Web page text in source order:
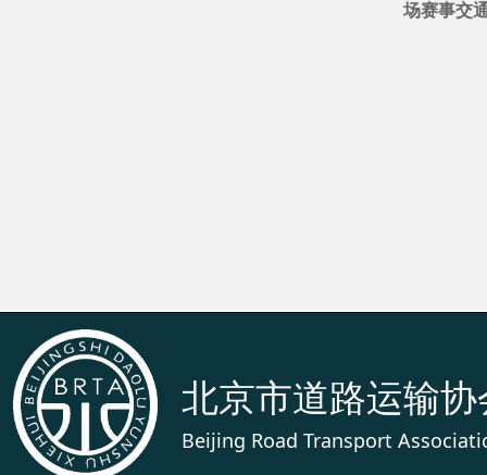
场赛事交
26-08-05
北京市道路运输协
Beijing Road Transport